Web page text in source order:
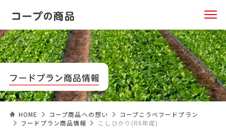
HOME コープ商品への想い
コープこうべフードプラン
フードプラン商品情報
こしひかり(R6年産)